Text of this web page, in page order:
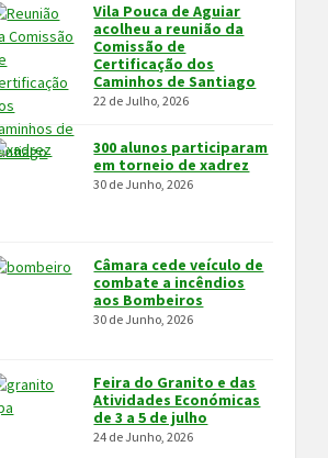
Vila Pouca de Aguiar
acolheu a reunião da
Comissão de
Certificação dos
Caminhos de Santiago
22 de Julho, 2026
300 alunos participaram
em torneio de xadrez
30 de Junho, 2026
Câmara cede veículo de
combate a incêndios
aos Bombeiros
30 de Junho, 2026
Feira do Granito e das
Atividades Económicas
de 3 a 5 de julho
24 de Junho, 2026